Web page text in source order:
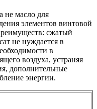
не масло для
элементов винтовой
сжатый
не нуждается в
в
воздуха, устраняя
дополнительные
энергии.